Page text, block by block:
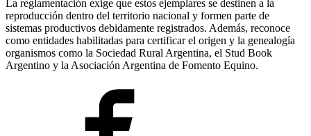
La reglamentación exige que estos ejemplares se destinen a la
reproducción dentro del territorio nacional y formen parte de
sistemas productivos debidamente registrados. Además, reconoce
como entidades habilitadas para certificar el origen y la genealogía
organismos como la Sociedad Rural Argentina, el Stud Book
Argentino y la Asociación Argentina de Fomento Equino.